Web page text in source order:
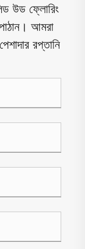
উড ফ্লোরিং
আমরা
রপ্তানি